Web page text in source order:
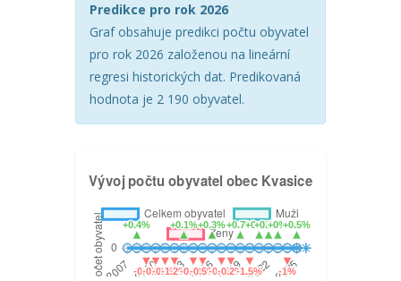
Predikce pro rok 2026
Graf obsahuje predikci počtu obyvatel
pro rok 2026 založenou na lineární
regresi historických dat. Predikovaná
hodnota je 2 190 obyvatel.